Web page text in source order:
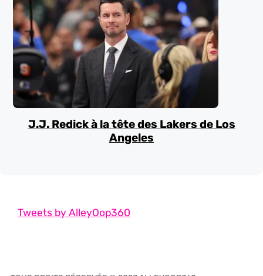
J.J. Redick à la tête des Lakers de Los
Angeles
Tweets by AlleyOop360